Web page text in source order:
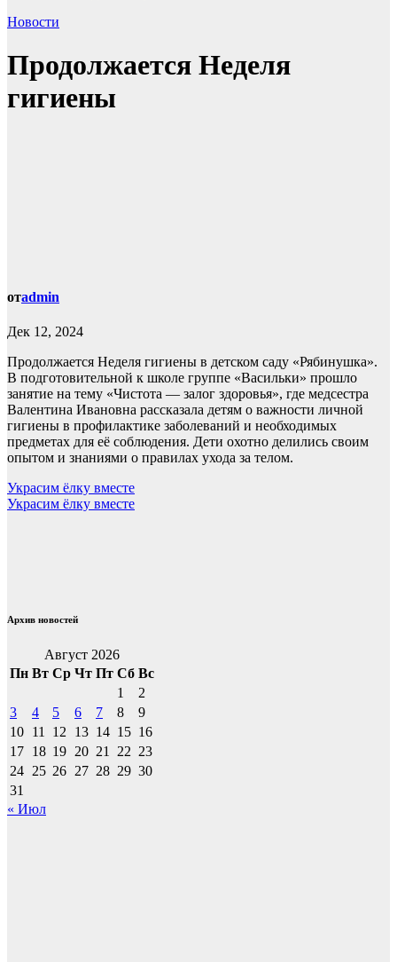
Новости
Продолжается Неделя
гигиены
отadmin
Дек 12, 2024
Продолжается Неделя гигиены в детском саду «Рябинушка».
В подготовительной к школе группе «Васильки» прошло
занятие на тему «Чистота — залог здоровья», где медсестра
Валентина Ивановна рассказала детям о важности личной
гигиены в профилактике заболеваний и необходимых
предметах для её соблюдения. Дети охотно делились своим
опытом и знаниями о правилах ухода за телом.
Навигация
по
Украсим ёлку вместе
Украсим ёлку вместе
Архив новостей
Август 2026
Пн Вт Ср Чт Пт Сб Вс
1
2
3
4 5 6 7 8
9
10 11 12 13 14 15 16
17 18 19 20 21 22 23
24 25 26 27 28 29 30
31
« Июл